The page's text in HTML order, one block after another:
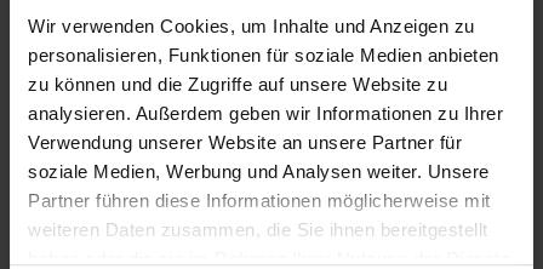
Wir verwenden Cookies, um Inhalte und Anzeigen zu
personalisieren, Funktionen für soziale Medien anbieten
zu können und die Zugriffe auf unsere Website zu
analysieren. Außerdem geben wir Informationen zu Ihrer
Verwendung unserer Website an unsere Partner für
soziale Medien, Werbung und Analysen weiter. Unsere
Partner führen diese Informationen möglicherweise mit
weiteren Daten zusammen, die Sie ihnen bereitgestellt
consegna pacchi per i Paesi
Bassi e in altri paesi